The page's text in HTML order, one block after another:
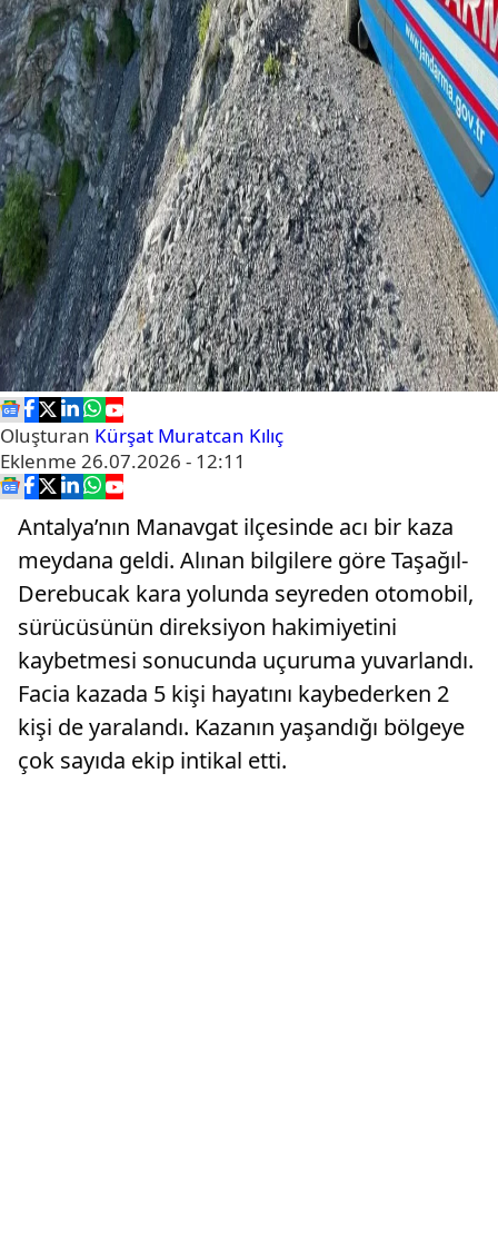
Oluşturan Kürşat Muratcan Kılıç
Eklenme 26.07.2026 - 12:11
Antalya’nın Manavgat ilçesinde acı bir kaza
meydana geldi. Alınan bilgilere göre Taşağıl-
Derebucak kara yolunda seyreden otomobil,
sürücüsünün direksiyon hakimiyetini
kaybetmesi sonucunda uçuruma yuvarlandı.
Facia kazada 5 kişi hayatını kaybederken 2
kişi de yaralandı. Kazanın yaşandığı bölgeye
çok sayıda ekip intikal etti.